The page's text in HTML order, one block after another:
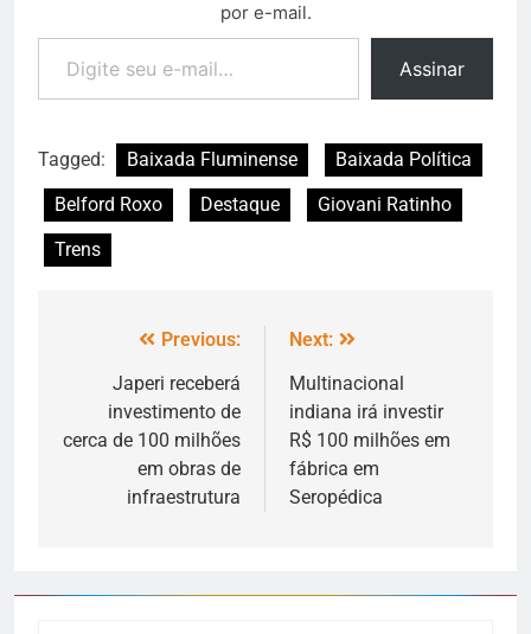
por e-mail.
Assinar
Tagged: Baixada Fluminense
Baixada Política
Belford Roxo
Destaque
Giovani Ratinho
Trens
Previous:
Japeri receberá
investimento de
cerca de 100 milhões
em obras de
infraestrutura
Next:
Multinacional
indiana irá investir
R$ 100 milhões em
fábrica em
Seropédica